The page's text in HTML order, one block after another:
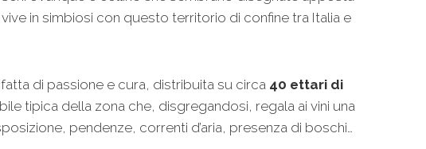
in simbiosi con questo territorio di confine tra Italia e
di passione e cura, distribuita su circa 40 ettari di
tipica della zona che, disgregandosi, regala ai vini una
pendenze, correnti d’aria, presenza di boschi…